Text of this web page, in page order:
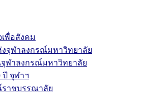
พื่อสังคม
จุฬาลงกรณ์มหาวิทยาลัย
ฬาลงกรณ์มหาวิทยาลัย
ปี จุฬาฯ
าชบรรณาลัย